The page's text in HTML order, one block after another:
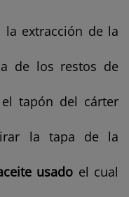
la extracción de la
de los restos de
tapón del cárter
la tapa de la
usado el cual